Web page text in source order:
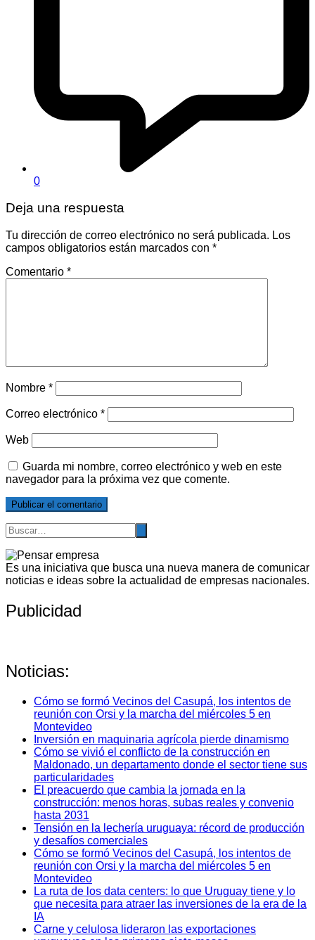
0
Deja una respuesta
Tu dirección de correo electrónico no será publicada. Los
campos obligatorios están marcados con *
Comentario *
Nombre *
Correo electrónico *
Web
Guarda mi nombre, correo electrónico y web en este
navegador para la próxima vez que comente.
Es una iniciativa que busca una nueva manera de comunicar
noticias e ideas sobre la actualidad de empresas nacionales.
Publicidad
Noticias:
Cómo se formó Vecinos del Casupá, los intentos de
reunión con Orsi y la marcha del miércoles 5 en
Montevideo
Inversión en maquinaria agrícola pierde dinamismo
Cómo se vivió el conflicto de la construcción en
Maldonado, un departamento donde el sector tiene sus
particularidades
El preacuerdo que cambia la jornada en la
construcción: menos horas, subas reales y convenio
hasta 2031
Tensión en la lechería uruguaya: récord de producción
y desafíos comerciales
Cómo se formó Vecinos del Casupá, los intentos de
reunión con Orsi y la marcha del miércoles 5 en
Montevideo
La ruta de los data centers: lo que Uruguay tiene y lo
que necesita para atraer las inversiones de la era de la
IA
Carne y celulosa lideraron las exportaciones